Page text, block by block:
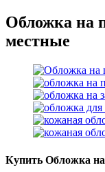
Обложка на
местные
Купить Обложка